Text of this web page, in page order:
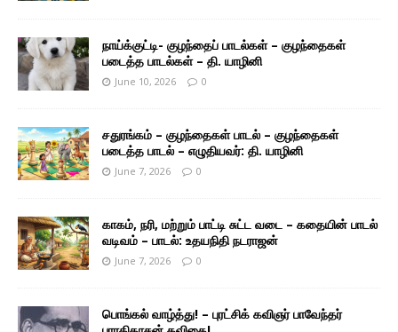
நாய்க்குட்டி- குழந்தைப் பாடல்கள் – குழந்தைகள்
படைத்த பாடல்கள் – தி. யாழினி
June 10, 2026 0
சதுரங்கம் – குழந்தைகள் பாடல் – குழந்தைகள்
படைத்த பாடல் – எழுதியவர்: தி. யாழினி
June 7, 2026 0
காகம், நரி, மற்றும் பாட்டி சுட்ட வடை – கதையின் பாடல்
வடிவம் – பாடல்: உதயநிதி நடராஜன்
June 7, 2026 0
பொங்கல் வாழ்த்து! – புரட்சிக் கவிஞர் பாவேந்தர்